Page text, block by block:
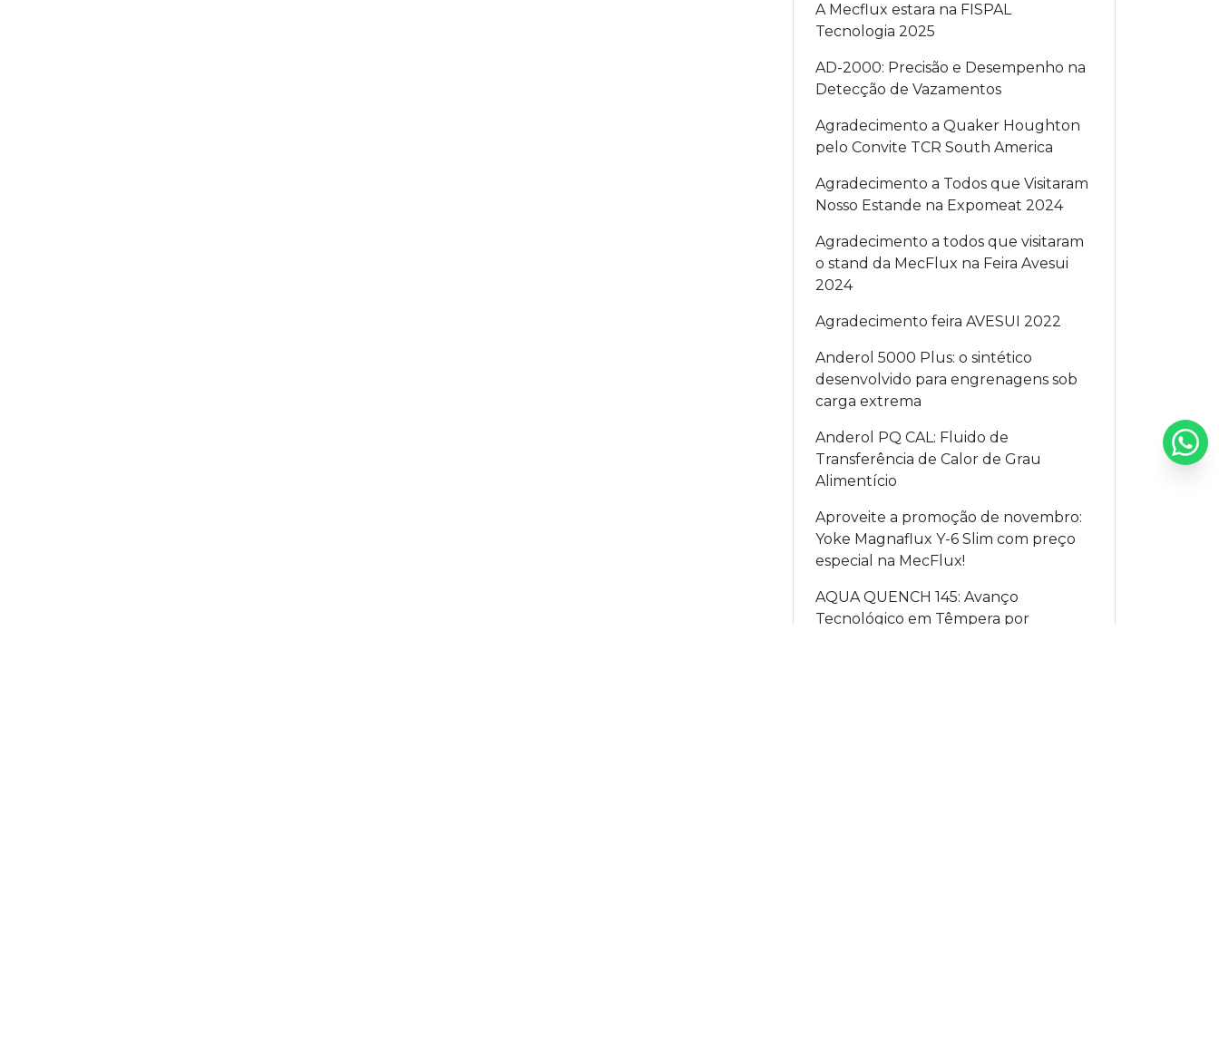
A Mecflux estara na FISPAL
Tecnologia 2025
AD-2000: Precisão e Desempenho na
Detecção de Vazamentos
Agradecimento a Quaker Houghton
pelo Convite TCR South America
Agradecimento a Todos que Visitaram
Nosso Estande na Expomeat 2024
Agradecimento a todos que visitaram
o stand da MecFlux na Feira Avesui
2024
Agradecimento feira AVESUI 2022
Anderol 5000 Plus: o sintético
desenvolvido para engrenagens sob
carga extrema
Anderol PQ CAL: Fluido de
Transferência de Calor de Grau
Alimentício
Aproveite a promoção de novembro:
Yoke Magnaflux Y-6 Slim com preço
especial na MecFlux!
AQUA QUENCH 145: Avanço
Tecnológico em Têmpera por